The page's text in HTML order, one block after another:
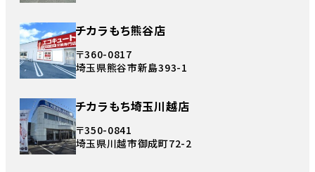
チカラもち熊谷店
〒360-0817
埼玉県熊谷市新島393-1
チカラもち埼玉川越店
〒350-0841
埼玉県川越市御成町72-2